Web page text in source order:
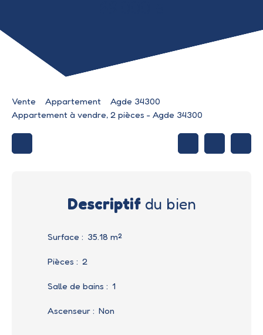
Vente Appartement
Agde 34300
Appartement à vendre, 2 pièces - Agde 34300
Descriptifdu bien
Surface : 35.18 m²
Pièces : 2
Salle de bains : 1
Ascenseur : Non